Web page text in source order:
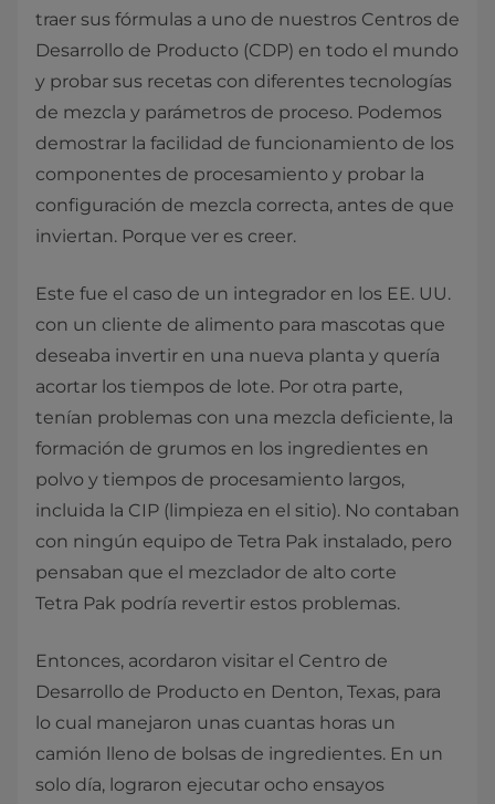
traer sus fórmulas a uno de nuestros Centros de
Desarrollo de Producto (CDP) en todo el mundo
y probar sus recetas con diferentes tecnologías
de mezcla y parámetros de proceso. Podemos
demostrar la facilidad de funcionamiento de los
componentes de procesamiento y probar la
configuración de mezcla correcta, antes de que
inviertan. Porque ver es creer.
Este fue el caso de un integrador en los EE. UU.
con un cliente de alimento para mascotas que
deseaba invertir en una nueva planta y quería
acortar los tiempos de lote. Por otra parte,
tenían problemas con una mezcla deficiente, la
formación de grumos en los ingredientes en
polvo y tiempos de procesamiento largos,
incluida la CIP (limpieza en el sitio). No contaban
con ningún equipo de Tetra Pak instalado, pero
pensaban que el mezclador de alto corte
Tetra Pak podría revertir estos problemas.
Entonces, acordaron visitar el Centro de
Desarrollo de Producto en Denton, Texas, para
lo cual manejaron unas cuantas horas un
camión lleno de bolsas de ingredientes. En un
solo día, lograron ejecutar ocho ensayos